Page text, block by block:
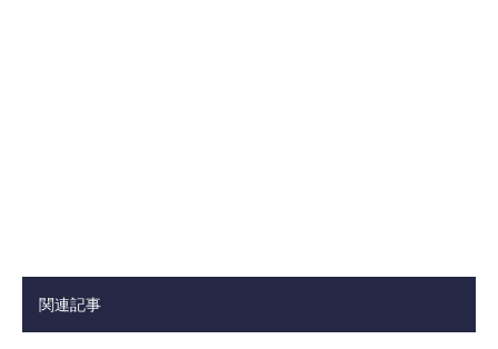
関連記事